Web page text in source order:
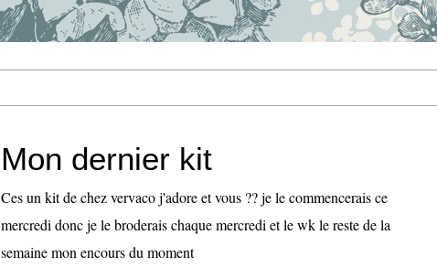
Mon dernier kit
Ces un kit de chez vervaco j'adore et vous ?? je le commencerais ce
mercredi donc je le broderais chaque mercredi et le wk le reste de la
semaine mon encours du moment